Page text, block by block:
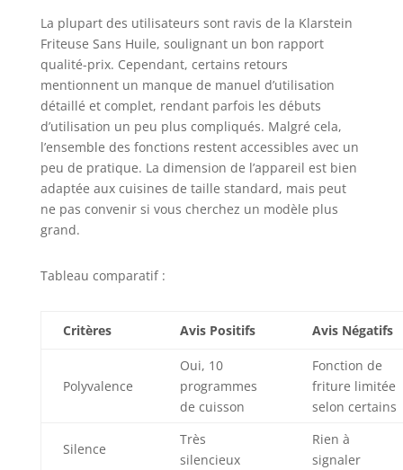
généralement une
corvée, mais avec
un revêtement
antiadhésif et des
accessoires allant
au lave-vaisselle,
cet airfryer cuit
rapidement et se
nettoie encore plus
rapidement.
La plupart des utilisateurs sont ravis de la Klarstein
Friteuse Sans Huile, soulignant un bon rapport
qualité-prix. Cependant, certains retours
mentionnent un manque de manuel d’utilisation
détaillé et complet, rendant parfois les débuts
d’utilisation un peu plus compliqués. Malgré cela,
l’ensemble des fonctions restent accessibles avec un
peu de pratique. La dimension de l’appareil est bien
adaptée aux cuisines de taille standard, mais peut
ne pas convenir si vous cherchez un modèle plus
grand.
Tableau comparatif :
Critères Avis Positifs Avis Négatifs
Polyvalence
Oui, 10
programmes
de cuisson
Fonction de
friture limitée
selon certains
Silence
Très
silencieux
Rien à
signaler